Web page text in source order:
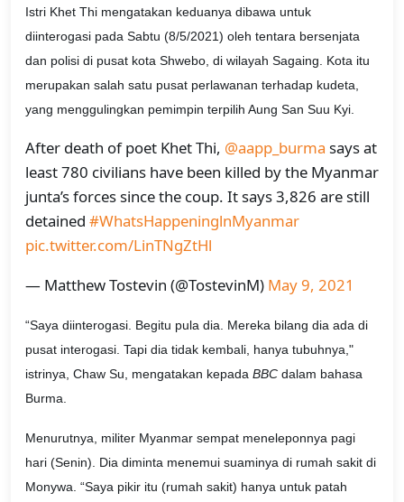
Istri Khet Thi mengatakan keduanya dibawa untuk
diinterogasi pada Sabtu (8/5/2021) oleh tentara bersenjata
dan polisi di pusat kota Shwebo, di wilayah Sagaing. Kota itu
merupakan salah satu pusat perlawanan terhadap kudeta,
yang menggulingkan pemimpin terpilih Aung San Suu Kyi.
After death of poet Khet Thi, @aapp_burma says at
least 780 civilians have been killed by the Myanmar
junta’s forces since the coup. It says 3,826 are still
detained #WhatsHappeninglnMyanmar
pic.twitter.com/LinTNgZtHl
— Matthew Tostevin (@TostevinM) May 9, 2021
“Saya diinterogasi. Begitu pula dia. Mereka bilang dia ada di
pusat interogasi. Tapi dia tidak kembali, hanya tubuhnya,"
istrinya, Chaw Su, mengatakan kepada BBC dalam bahasa
Burma.
Menurutnya, militer Myanmar sempat meneleponnya pagi
hari (Senin). Dia diminta menemui suaminya di rumah sakit di
Monywa. “Saya pikir itu (rumah sakit) hanya untuk patah